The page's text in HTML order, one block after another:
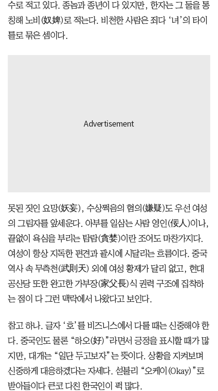
수로 적고 있다. 종놈과 종년이 다 있지만, 한자는 그 둘을 통
칭해 노비(奴婢)로 적는다. 비천한 사람은 죄다 ‘녀’의 타이
틀로 묶은 셈이다.
못된 짓인 요망(妖妄), 수상쩍음의 혐의(嫌疑)도 우선 여성
의 그림자를 앞세운다. 아부를 일삼는 사람 영인(佞人)이나,
끝없이 욕심을 부리는 탐람(貪婪)이란 조어도 마찬가지다.
여성이 항상 지독한 편견과 괄시에 시달리는 흐름이다. 중국
역사 속 무측천(武則天) 외에 여성 황제가 달리 없고, 현대
공산당 또한 완고한 가부장(家父長)식 권력 구조에 집착하
는 점이 다 그런 맥락에서 나왔다고 보인다.
참고 하나. 글자 ‘호’를 비즈니스에서 다룰 때는 신중해야 한
다. 중국인도 물론 “하오(好)”라면서 긍정을 표시할 때가 많
지만, 대개는 “일단 두고보자”는 뜻이다. 상황을 지켜보며
신중하게 대응하겠다는 자세다. 섣불리 “오케이(Okay)”로
받아들이다 큰코 다친 한국인이 퍽 많다.